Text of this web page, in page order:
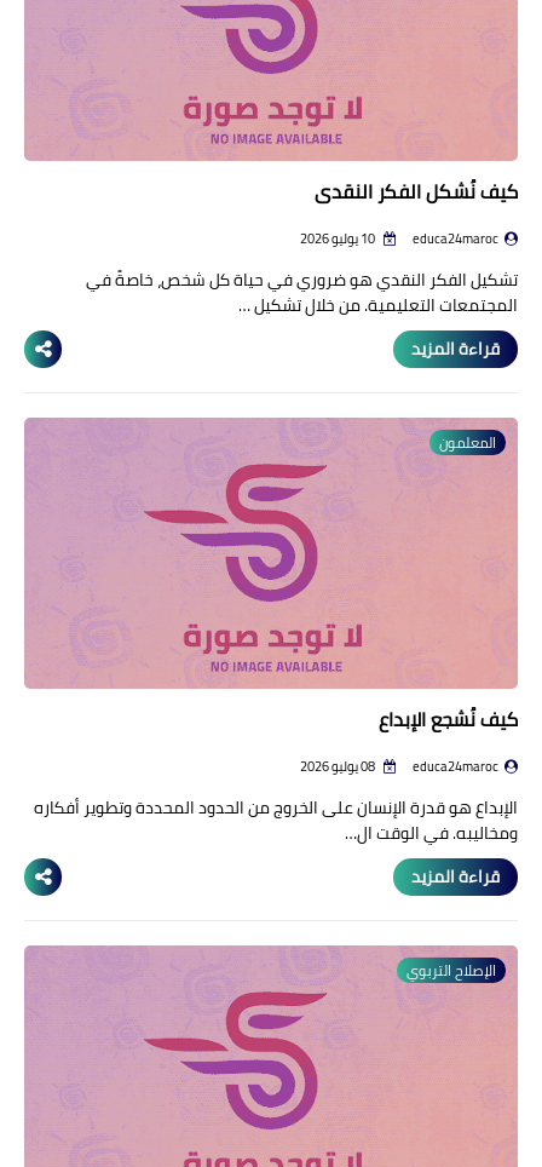
كيف نُشكل الفكر النقدي
educa24maroc
تشكيل الفكر النقدي هو ضروري في حياة كل شخص، خاصةً في
المجتمعات التعليمية. من خلال تشكيل …
قراءة المزيد
المعلمون
كيف نُشجع الإبداع
educa24maroc
الإبداع هو قدرة الإنسان على الخروج من الحدود المحددة وتطوير أفكاره
ومخاليبه. في الوقت ال…
قراءة المزيد
الإصلاح التربوي